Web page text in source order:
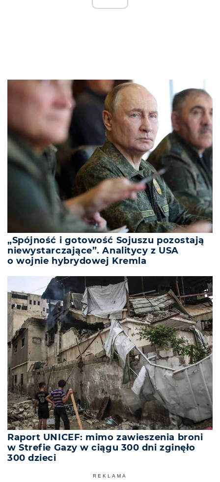
„Spójność i gotowość Sojuszu pozostają
niewystarczające”. Analitycy z USA
o wojnie hybrydowej Kremla
Raport UNICEF: mimo zawieszenia broni
w Strefie Gazy w ciągu 300 dni zginęło
300 dzieci
REKLAMA